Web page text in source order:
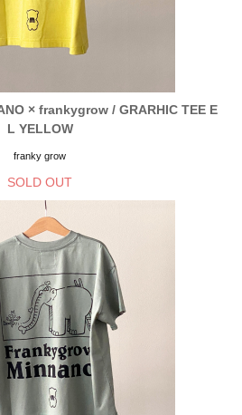
× frankygrow / GRARHIC TEE E
L YELLOW
franky grow
SOLD OUT